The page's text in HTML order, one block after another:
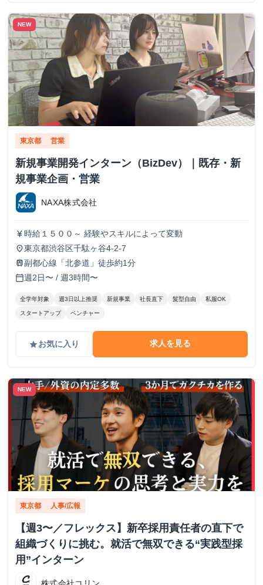
NEW
東京都 営業
新規事業開発インターン（BizDev）｜既存・新
規事業企画・営業
NAXA株式会社
currency_yen 時給１５００～ 経験やスキルによって変動
place東京都渋谷区千駄ヶ谷4-2-7
train副都心線「北参道」徒歩約1分
calendar_today週2日〜 / 週3時間〜
全学年対象 週3日以上推奨 新規事業 社長直下 髪型自由 私服OK
スタートアップ ベンチャー
gradeお気に入り 求人を見る
NEW
東京都 人事/広報
【週3〜／フレックス】新卒採用責任者の直下で
組織づくりに挑む。就活で無双できる“実践型採
用”インターン
株式会社コリン